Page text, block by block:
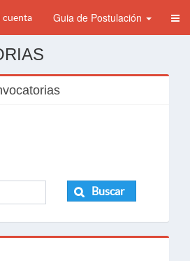
cuenta Guia de Postulación
Buscar